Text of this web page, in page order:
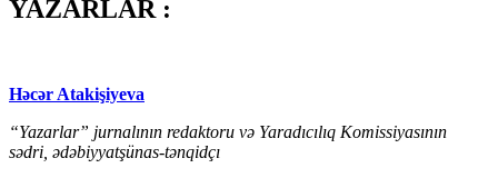
YAZARLAR :
Həcər Atakişiyeva
“Yazarlar” jurnalının redaktoru və Yaradıcılıq Komissiyasının
sədri, ədəbiyyatşünas-tənqidçı